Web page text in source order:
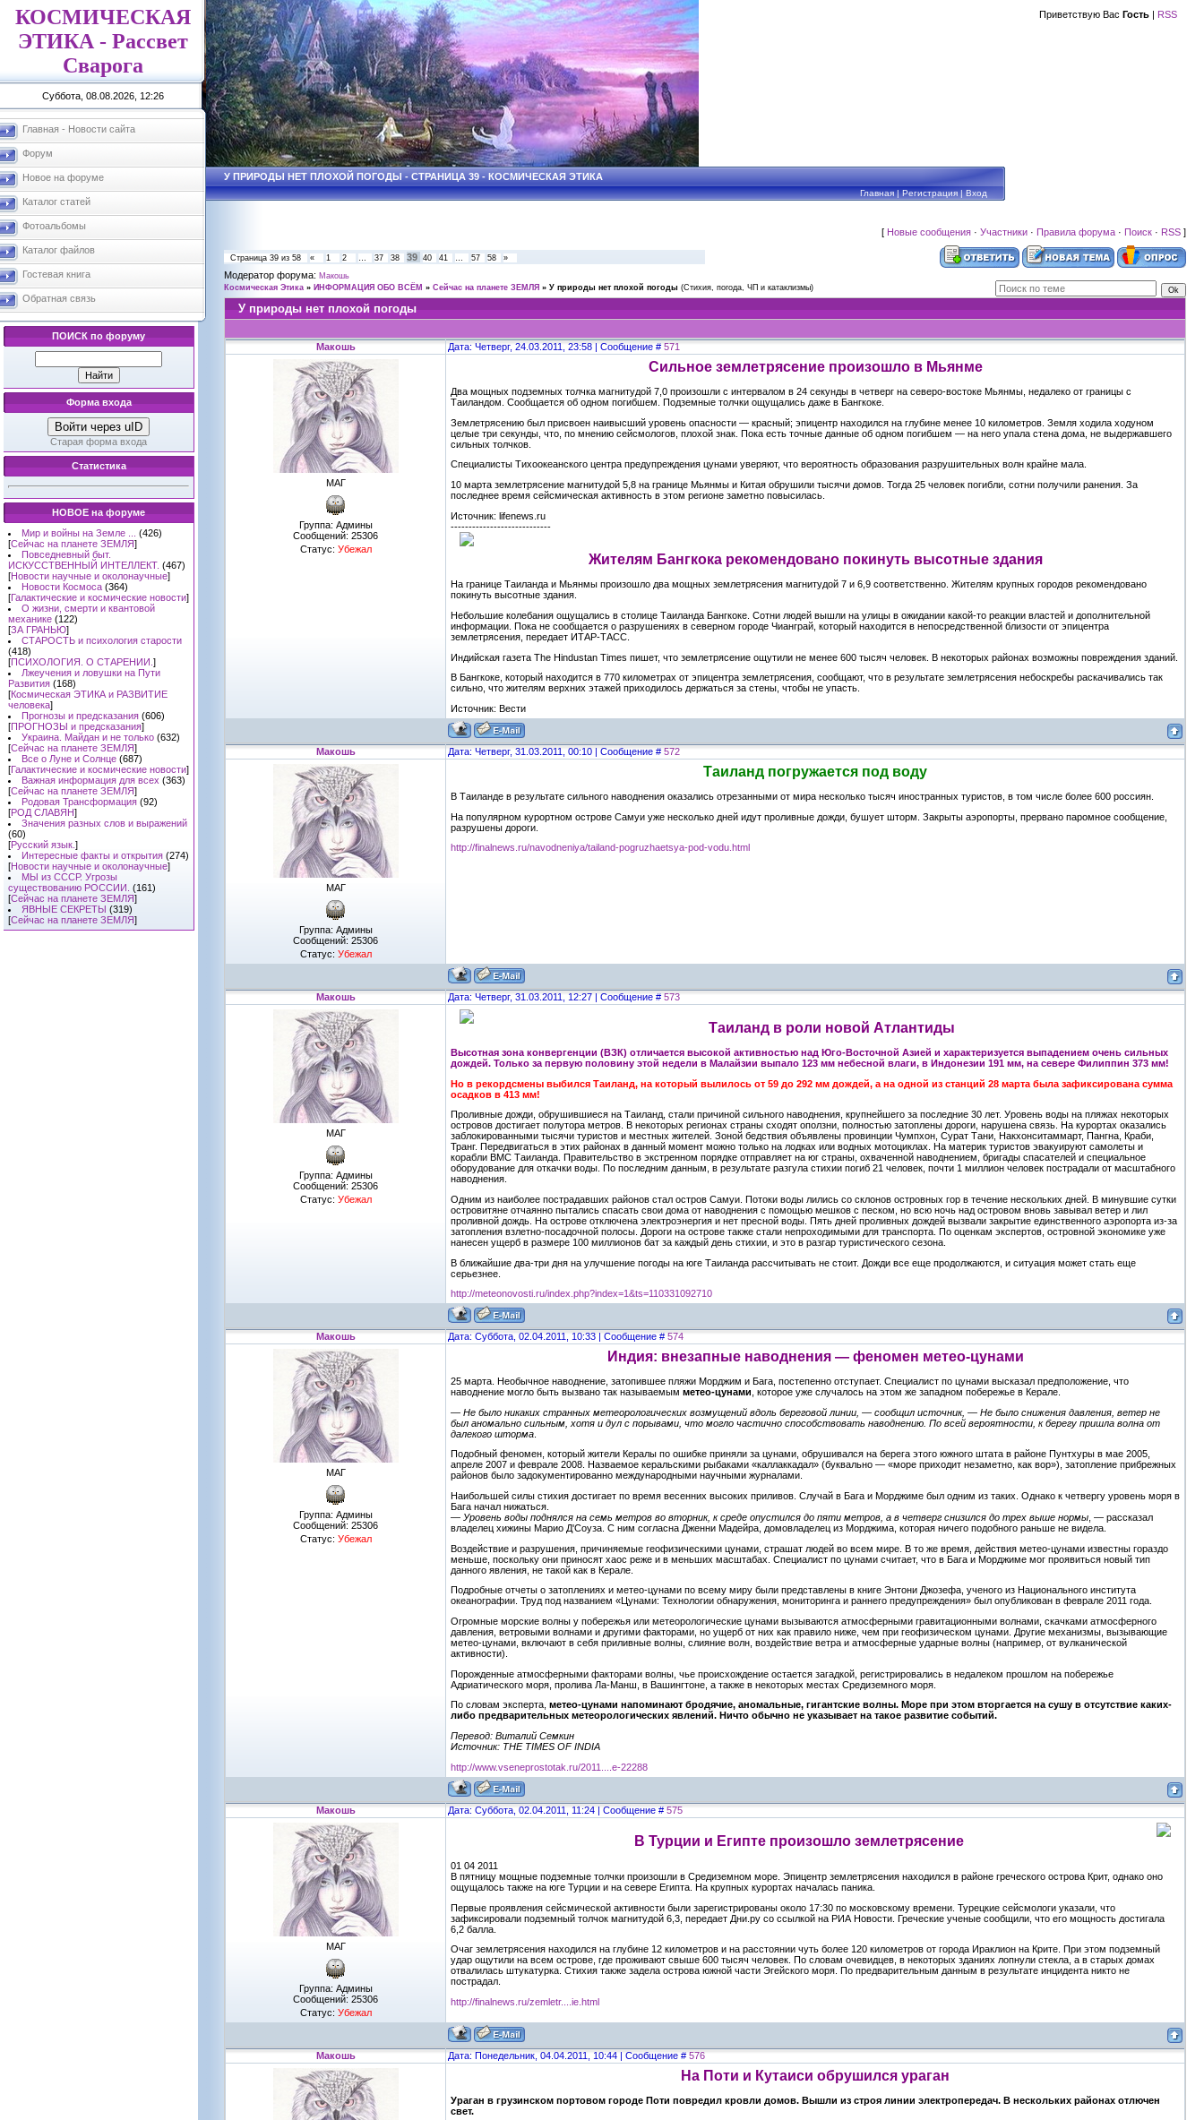
КОСМИЧЕСКАЯ
ЭТИКА - Рассвет
Сварога
Суббота, 08.08.2026, 12:26
Главная - Новости сайта
Форум
Новое на форуме
Каталог статей
Фотоальбомы
Каталог файлов
Гостевая книга
Обратная связь
ПОИСК по форуму
Форма входа
Войти через uID
Старая форма входа
Статистика
НОВОЕ на форуме
Мир и войны на Земле ...
(426)
[Сейчас на планете ЗЕМЛЯ]
Повседневный быт.
ИСКУССТВЕННЫЙ ИНТЕЛЛЕКТ. (467)
[Новости научные и околонаучные]
Новости Космоса (364)
[Галактические и космические новости]
О жизни, смерти и квантовой
механике (122)
[ЗА ГРАНЬЮ]
СТАРОСТЬ и психология старости
(418)
[ПСИХОЛОГИЯ. О СТАРЕНИИ. ]
Лжеучения и ловушки на Пути
Развития (168)
[Космическая ЭТИКА и РАЗВИТИЕ
человека]
Прогнозы и предсказания (606)
[ПРОГНОЗЫ и предсказания]
Украина. Майдан и не только (632)
[Сейчас на планете ЗЕМЛЯ]
Все о Луне и Солнце (687)
[Галактические и космические новости]
Важная информация для всех (363)
[Сейчас на планете ЗЕМЛЯ]
Родовая Трансформация (92)
[РОД СЛАВЯН]
Значения разных слов и выражений
(60)
[Русский язык. ]
Интересные факты и открытия (274)
[Новости научные и околонаучные]
МЫ из СССР. Угрозы
существованию РОССИИ. (161)
[Сейчас на планете ЗЕМЛЯ]
ЯВНЫЕ СЕКРЕТЫ (319)
[Сейчас на планете ЗЕМЛЯ]
Приветствую Вас Гость | RSS
У ПРИРОДЫ НЕТ ПЛОХОЙ ПОГОДЫ - СТРАНИЦА 39 - КОСМИЧЕСКАЯ ЭТИКА
Главная|Регистрация|Вход
[ Новые сообщения · Участники · Правила форума · Поиск · RSS ]
Страница 39 из 58 « 1 2 … 37 38 39 40 41 … 57 58 »
Модератор форума: Макошь
Космическая Этика » ИНФОРМАЦИЯ ОБО ВСЁМ » Сейчас на планете ЗЕМЛЯ » У природы нет плохой погоды (Стихия, погода, ЧП и катаклизмы)
У природы нет плохой погоды
Макошь Дата: Четверг, 24.03.2011, 23:58 | Сообщение # 571
МАГ
Группа: Админы
Сообщений: 25306
Статус: Убежал
Сильное землетрясение произошло в Мьянме
Два мощных подземных толчка магнитудой 7,0 произошли с интервалом в 24 секунды в четверг на северо-востоке Мьянмы, недалеко от границы с
Таиландом. Сообщается об одном погибшем. Подземные толчки ощущались даже в Бангкоке.
Землетрясению был присвоен наивысший уровень опасности — красный; эпицентр находился на глубине менее 10 километров. Земля ходила ходуном
целые три секунды, что, по мнению сейсмологов, плохой знак. Пока есть точные данные об одном погибшем — на него упала стена дома, не выдержавшего
сильных толчков.
Специалисты Тихоокеанского центра предупреждения цунами уверяют, что вероятность образования разрушительных волн крайне мала.
10 марта землетрясение магнитудой 5,8 на границе Мьянмы и Китая обрушили тысячи домов. Тогда 25 человек погибли, сотни получили ранения. За
последнее время сейсмическая активность в этом регионе заметно повысилась.
Источник: lifenews.ru
----------------------------
Жителям Бангкока рекомендовано покинуть высотные здания
На границе Таиланда и Мьянмы произошло два мощных землетрясения магнитудой 7 и 6,9 соответственно. Жителям крупных городов рекомендовано
покинуть высотные здания.
Небольшие колебания ощущались в столице Таиланда Бангкоке. Сотни людей вышли на улицы в ожидании какой-то реакции властей и дополнительной
информации. Пока не сообщается о разрушениях в северном городе Чианграй, который находится в непосредственной близости от эпицентра
землетрясения, передает ИТАР-ТАСС.
Индийская газета The Hindustan Times пишет, что землетрясение ощутили не менее 600 тысяч человек. В некоторых районах возможны повреждения зданий.
В Бангкоке, который находится в 770 километрах от эпицентра землетрясения, сообщают, что в результате землетрясения небоскребы раскачивались так
сильно, что жителям верхних этажей приходилось держаться за стены, чтобы не упасть.
Источник: Вести
Макошь Дата: Четверг, 31.03.2011, 00:10 | Сообщение # 572
МАГ
Группа: Админы
Сообщений: 25306
Статус: Убежал
Таиланд погружается под воду
В Таиланде в результате сильного наводнения оказались отрезанными от мира несколько тысяч иностранных туристов, в том числе более 600 россиян.
На популярном курортном острове Самуи уже несколько дней идут проливные дожди, бушует шторм. Закрыты аэропорты, прервано паромное сообщение,
разрушены дороги.
http://finalnews.ru/navodneniya/tailand-pogruzhaetsya-pod-vodu.html
Макошь Дата: Четверг, 31.03.2011, 12:27 | Сообщение # 573
МАГ
Группа: Админы
Сообщений: 25306
Статус: Убежал
Таиланд в роли новой Атлантиды
Высотная зона конвергенции (ВЗК) отличается высокой активностью над Юго-Восточной Азией и характеризуется выпадением очень сильных
дождей. Только за первую половину этой недели в Малайзии выпало 123 мм небесной влаги, в Индонезии 191 мм, на севере Филиппин 373 мм!
Но в рекордсмены выбился Таиланд, на который вылилось от 59 до 292 мм дождей, а на одной из станций 28 марта была зафиксирована сумма
осадков в 413 мм!
Проливные дожди, обрушившиеся на Таиланд, стали причиной сильного наводнения, крупнейшего за последние 30 лет. Уровень воды на пляжах некоторых
островов достигает полутора метров. В некоторых регионах страны сходят оползни, полностью затоплены дороги, нарушена связь. На курортах оказались
заблокированными тысячи туристов и местных жителей. Зоной бедствия объявлены провинции Чумпхон, Сурат Тани, Накхонситаммарт, Пангна, Краби,
Транг. Передвигаться в этих районах в данный момент можно только на лодках или водных мотоциклах. На материк туристов эвакуируют самолеты и
корабли ВМС Таиланда. Правительство в экстренном порядке отправляет на юг страны, охваченной наводнением, бригады спасателей и специальное
оборудование для откачки воды. По последним данным, в результате разгула стихии погиб 21 человек, почти 1 миллион человек пострадали от масштабного
наводнения.
Одним из наиболее пострадавших районов стал остров Самуи. Потоки воды лились со склонов островных гор в течение нескольких дней. В минувшие сутки
островитяне отчаянно пытались спасать свои дома от наводнения с помощью мешков с песком, но всю ночь над островом вновь завывал ветер и лил
проливной дождь. На острове отключена электроэнергия и нет пресной воды. Пять дней проливных дождей вызвали закрытие единственного аэропорта из-за
затопления взлетно-посадочной полосы. Дороги на острове также стали непроходимыми для транспорта. По оценкам экспертов, островной экономике уже
нанесен ущерб в размере 100 миллионов бат за каждый день стихии, и это в разгар туристического сезона.
В ближайшие два-три дня на улучшение погоды на юге Таиланда рассчитывать не стоит. Дожди все еще продолжаются, и ситуация может стать еще
серьезнее.
http://meteonovosti.ru/index.php?index=1&ts=110331092710
Макошь Дата: Суббота, 02.04.2011, 10:33 | Сообщение # 574
МАГ
Группа: Админы
Сообщений: 25306
Статус: Убежал
Индия: внезапные наводнения — феномен метео-цунами
25 марта. Необычное наводнение, затопившее пляжи Морджим и Бага, постепенно отступает. Специалист по цунами высказал предположение, что
наводнение могло быть вызвано так называемым метео-цунами , которое уже случалось на этом же западном побережье в Керале.
— Не было никаких странных метеорологических возмущений вдоль береговой линии, — сообщил источник, — Не было снижения давления, ветер не
был аномально сильным, хотя и дул с порывами, что могло частично способствовать наводнению. По всей вероятности, к берегу пришла волна от
далекого шторма
Подобный феномен, который жители Кералы по ошибке приняли за цунами, обрушивался на берега этого южного штата в районе Пунтхуры в мае 2005,
апреле 2007 и феврале 2008. Назваемое керальскими рыбаками «каллаккадал» (буквально — «море приходит незаметно, как вор»), затопление прибрежных
районов было задокументированно международными научными журналами.
Наибольшей силы стихия достигает по время весенних высоких приливов. Случай в Бага и Морджиме был одним из таких. Однако к четвергу уровень моря в
Бага начал нижаться.
— Уровень воды поднялся на семь метров во вторник, к среде опустился до пяти метров, а в четверг снизился до трех выше нормы , — рассказал
владелец хижины Марио Д'Соуза. С ним согласна Дженни Мадейра, домовладелец из Морджима, которая ничего подобного раньше не видела.
Воздействие и разрушения, причиняемые геофизическими цунами, страшат людей во всем мире. В то же время, действия метео-цунами известны гораздо
меньше, поскольку они приносят хаос реже и в меньших масштабах. Специалист по цунами считает, что в Бага и Морджиме мог проявиться новый тип
данного явления, не такой как в Керале.
Подробные отчеты о затоплениях и метео-цунами по всему миру были представлены в книге Энтони Джозефа, ученого из Национального института
океанографии. Труд под названием «Цунами: Технологии обнаружения, мониторинга и раннего предупреждения» был опубликован в феврале 2011 года.
Огромные морские волны у побережья или метеорологические цунами вызываются атмосферными гравитационными волнами, скачками атмосферного
давления, ветровыми волнами и другими факторами, но ущерб от них как правило ниже, чем при геофизическом цунами. Другие механизмы, вызывающие
метео-цунами, включают в себя приливные волны, слияние волн, воздействие ветра и атмосферные ударные волны (например, от вулканической
активности).
Порожденные атмосферными факторами волны, чье происхождение остается загадкой, регистрировались в недалеком прошлом на побережье
Адриатического моря, пролива Ла-Манш, в Вашингтоне, а также в некоторых местах Средиземного моря.
По словам эксперта, метео-цунами напоминают бродячие, аномальные, гигантские волны. Море при этом вторгается на сушу в отсутствие каких-
либо предварительных метеорологических явлений. Ничто обычно не указывает на такое развитие событий.
Перевод: Виталий Семкин
Источник: THE TIMES OF INDIA
http://www.vseneprostotak.ru/2011....e-22288
Макошь Дата: Суббота, 02.04.2011, 11:24 | Сообщение # 575
МАГ
Группа: Админы
Сообщений: 25306
Статус: Убежал
В Турции и Египте произошло землетрясение
01 04 2011
В пятницу мощные подземные толчки произошли в Средиземном море. Эпицентр землетрясения находился в районе греческого острова Крит, однако оно
ощущалось также на юге Турции и на севере Египта. На крупных курортах началась паника.
Первые проявления сейсмической активности были зарегистрированы около 17:30 по московскому времени. Турецкие сейсмологи указали, что
зафиксировали подземный толчок магнитудой 6,3, передает Дни.ру со ссылкой на РИА Новости. Греческие ученые сообщили, что его мощность достигала
6,2 балла.
Очаг землетрясения находился на глубине 12 километров и на расстоянии чуть более 120 километров от города Ираклион на Крите. При этом подземный
удар ощутили на всем острове, где проживают свыше 600 тысяч человек. По словам очевидцев, в некоторых зданиях лопнули стекла, а в старых домах
отвалилась штукатурка. Стихия также задела острова южной части Эгейского моря. По предварительным данным в результате инцидента никто не
пострадал.
http://finalnews.ru/zemletr....ie.html
Макошь Дата: Понедельник, 04.04.2011, 10:44 | Сообщение # 576
На Поти и Кутаиси обрушился ураган
Ураган в грузинском портовом городе Поти повредил кровли домов. Вышли из строя линии электропередач. В нескольких районах отлючен
свет.